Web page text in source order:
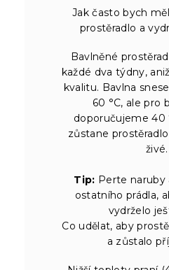
Jak často bych
prostěradlo a
Bavlněné
každé dva týdny,
kvalitu. Bavlna
60 °C, ale pro
doporučujeme 40
zůstane
živé.
Tip: Perte naruby
ostatního prádla,
vydrželo
Co udělat, aby
a zůstalo